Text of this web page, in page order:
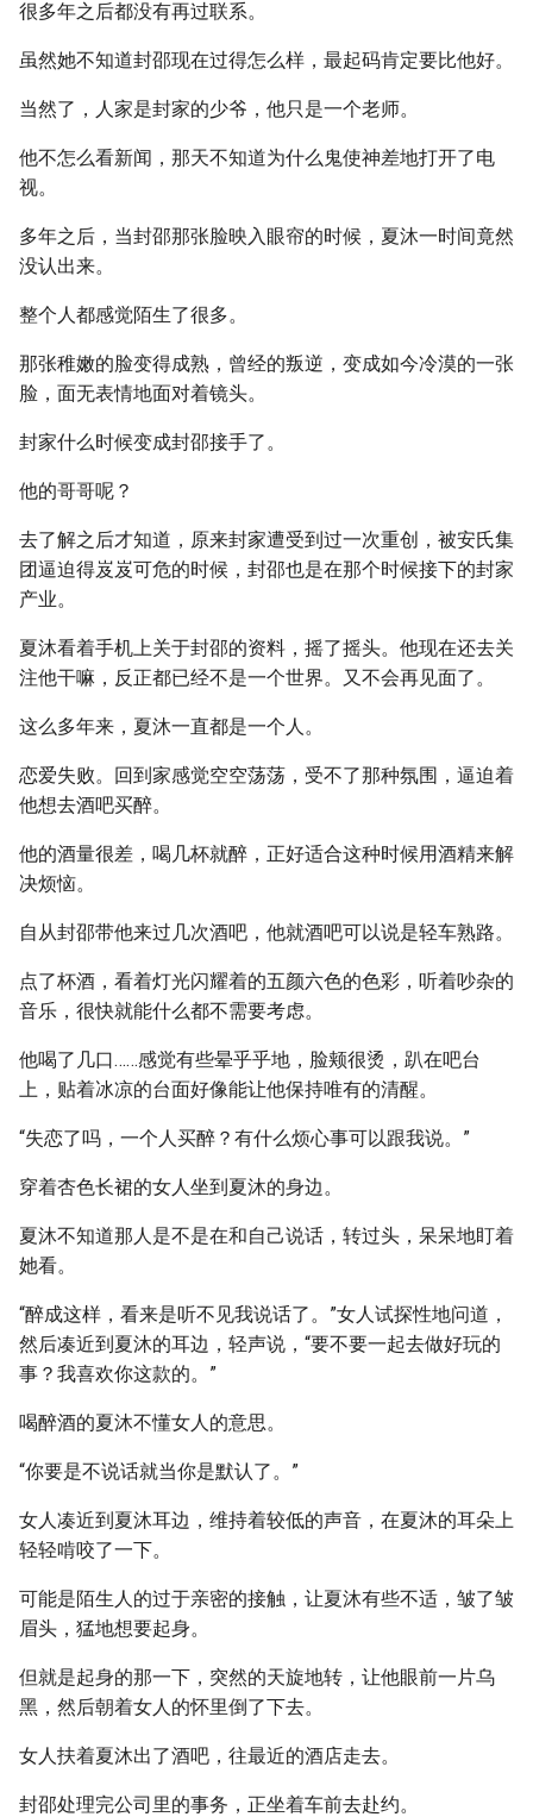
很多年之后都没有再过联系。
虽然她不知道封邵现在过得怎么样，最起码肯定要比他好。
当然了，人家是封家的少爷，他只是一个老师。
他不怎么看新闻，那天不知道为什么鬼使神差地打开了电
视。
多年之后，当封邵那张脸映入眼帘的时候，夏沐一时间竟然
没认出来。
整个人都感觉陌生了很多。
那张稚嫩的脸变得成熟，曾经的叛逆，变成如今冷漠的一张
脸，面无表情地面对着镜头。
封家什么时候变成封邵接手了。
他的哥哥呢？
去了解之后才知道，原来封家遭受到过一次重创，被安氏集
团逼迫得岌岌可危的时候，封邵也是在那个时候接下的封家
产业。
夏沐看着手机上关于封邵的资料，摇了摇头。他现在还去关
注他干嘛，反正都已经不是一个世界。又不会再见面了。
这么多年来，夏沐一直都是一个人。
恋爱失败。回到家感觉空空荡荡，受不了那种氛围，逼迫着
他想去酒吧买醉。
他的酒量很差，喝几杯就醉，正好适合这种时候用酒精来解
决烦恼。
自从封邵带他来过几次酒吧，他就酒吧可以说是轻车熟路。
点了杯酒，看着灯光闪耀着的五颜六色的色彩，听着吵杂的
音乐，很快就能什么都不需要考虑。
他喝了几口……感觉有些晕乎乎地，脸颊很烫，趴在吧台
上，贴着冰凉的台面好像能让他保持唯有的清醒。
“失恋了吗，一个人买醉？有什么烦心事可以跟我说。”
穿着杏色长裙的女人坐到夏沐的身边。
夏沐不知道那人是不是在和自己说话，转过头，呆呆地盯着
她看。
“醉成这样，看来是听不见我说话了。”女人试探性地问道，
然后凑近到夏沐的耳边，轻声说，“要不要一起去做好玩的
事？我喜欢你这款的。”
喝醉酒的夏沐不懂女人的意思。
“你要是不说话就当你是默认了。”
女人凑近到夏沐耳边，维持着较低的声音，在夏沐的耳朵上
轻轻啃咬了一下。
可能是陌生人的过于亲密的接触，让夏沐有些不适，皱了皱
眉头，猛地想要起身。
但就是起身的那一下，突然的天旋地转，让他眼前一片乌
黑，然后朝着女人的怀里倒了下去。
女人扶着夏沐出了酒吧，往最近的酒店走去。
封邵处理完公司里的事务，正坐着车前去赴约。